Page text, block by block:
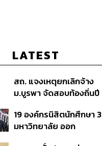
LATEST
สถ. แจงเหตุยกเลิกจ้าง
ม.บูรพา จัดสอบท้องถิ่นปี
19 องค์กรนิสิตนักศึกษา 3
มหาวิทยาลัย ออก